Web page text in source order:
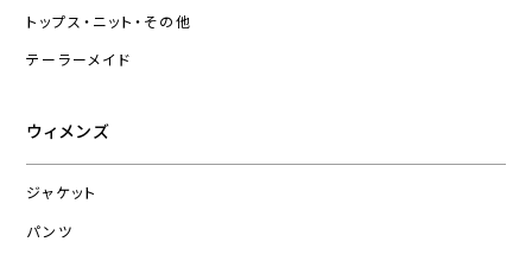
トップス・ニット・その他
テーラーメイド
ウィメンズ
ジャケット
パンツ